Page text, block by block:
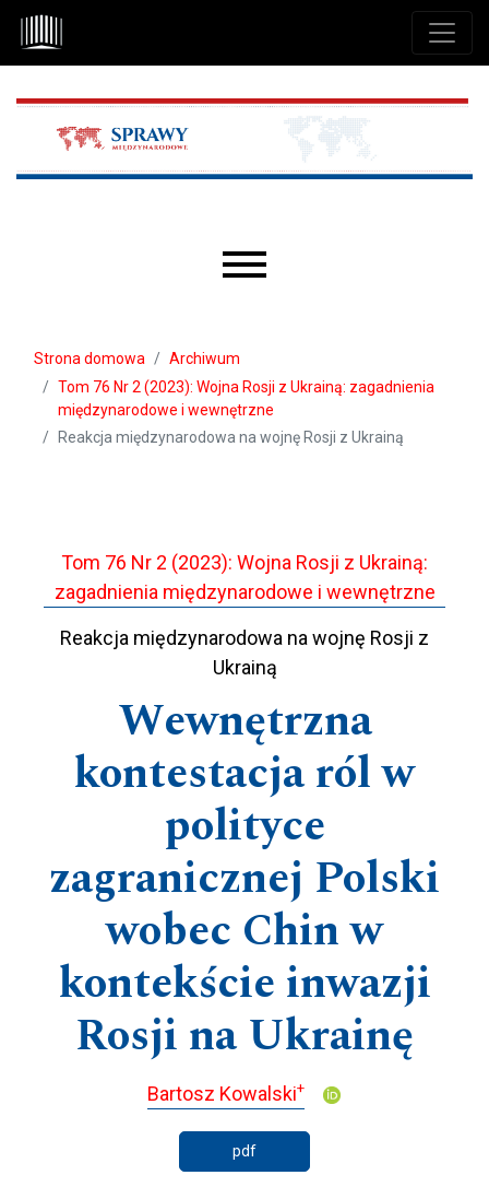
Przejdź do głównego menu
Przejdź do sekcji głównej
Przejdź do stopki
Strona domowa
Archiwum
Tom 76 Nr 2 (2023): Wojna Rosji z Ukrainą: zagadnienia
międzynarodowe i wewnętrzne
Reakcja międzynarodowa na wojnę Rosji z Ukrainą
Tom 76 Nr 2 (2023): Wojna Rosji z Ukrainą:
zagadnienia międzynarodowe i wewnętrzne
Reakcja międzynarodowa na wojnę Rosji z
Ukrainą
Wewnętrzna
kontestacja ról w
polityce
zagranicznej Polski
wobec Chin w
kontekście inwazji
Rosji na Ukrainę
Bartosz Kowalski+
pdf